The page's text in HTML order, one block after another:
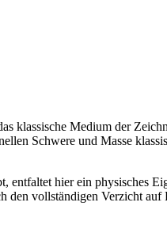
klassische Medium der
Schwere und Masse
hier ein physisches
vollständigen Verzicht